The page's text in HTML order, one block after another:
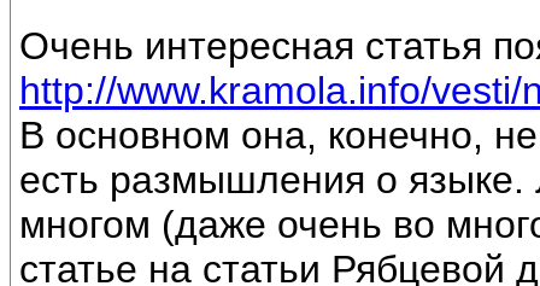
Очень интересная статья
http://www.kramola.info/
В основном она, конечно,
есть размышления о языке.
многом (даже очень во
статье на статьи